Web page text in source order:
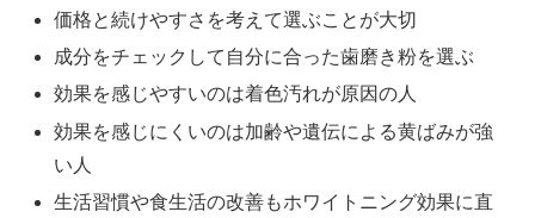
価格と続けやすさを考えて選ぶことが大切
成分をチェックして自分に合った歯磨き粉を選ぶ
効果を感じやすいのは着色汚れが原因の人
効果を感じにくいのは加齢や遺伝による黄ばみが強
い人
生活習慣や食生活の改善もホワイトニング効果に直